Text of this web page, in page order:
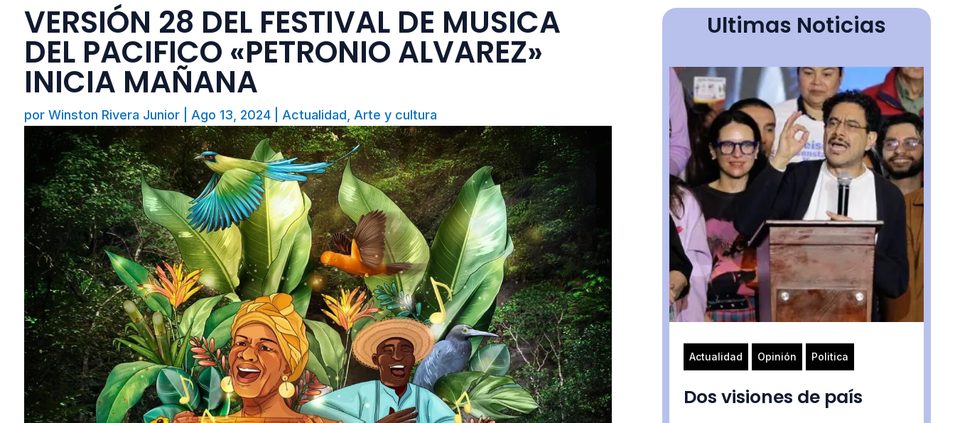
VERSIÓN 28 DEL FESTIVAL DE MUSICA
DEL PACIFICO «PETRONIO ALVAREZ»
INICIA MAÑANA
por Winston Rivera Junior| Ago 13, 2024| Actualidad Arte y cultura
Ultimas Noticias
Actualidad Opinión Politica
Dos visiones de país